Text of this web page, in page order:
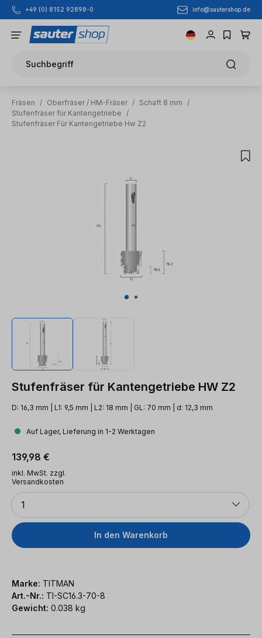
Zum Hauptinhalt springen
+49 (0) 8152 92898-0 info@sautershop.de
Suchbegriff
Fräsen / Oberfräser / HM-Fräser / Schaft 8 mm
/
Stufenfräser für Kantengetriebe
/
Stufenfräser Für Kantengetriebe Hw Z2
Stufenfräser für Kantengetriebe HW Z2
D: 16,3 mm | L1: 9,5 mm | L2: 18 mm | GL: 70 mm | d: 12,3 mm
Auf Lager, Lieferung in 1-2 Werktagen
Regulärer Preis:
139,98 €
inkl. MwSt. zzgl.
Versandkosten
Anzahl
1
In den Warenkorb
Marke: TITMAN
Art.-Nr.: TI-SC16.3-70-8
Gewicht: 0.038 kg